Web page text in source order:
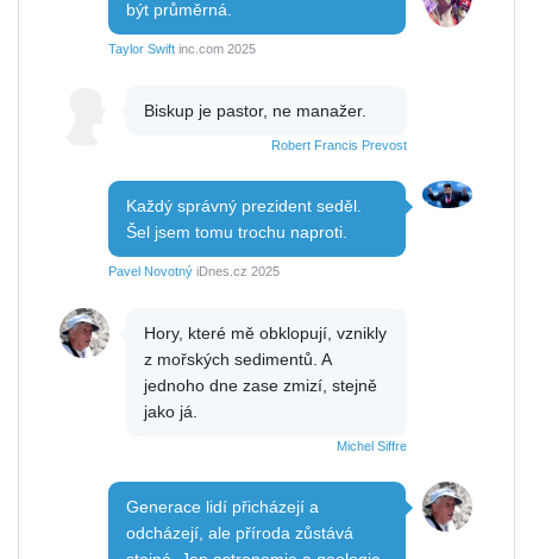
být průměrná.
Taylor Swift inc.com 2025
Biskup je pastor, ne manažer.
Robert Francis Prevost
Každý správný prezident seděl.
Šel jsem tomu trochu naproti.
Pavel Novotný iDnes.cz 2025
Hory, které mě obklopují, vznikly
z mořských sedimentů. A
jednoho dne zase zmizí, stejně
jako já.
Michel Siffre
Generace lidí přicházejí a
odcházejí, ale příroda zůstává